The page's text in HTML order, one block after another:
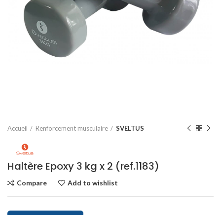
Accueil Renforcement musculaire SVELTUS
Haltère Epoxy 3 kg x 2 (ref.1183)
Compare Add to wishlist